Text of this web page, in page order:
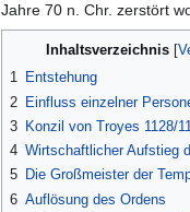
Jahre 70 n. Chr. zerstört
Inhaltsverzeichnis
1 Entstehung
2 Einfluss einzelner
3 Konzil von Troyes 1128/
4 Wirtschaftlicher Aufstieg
5 Die Großmeister der
6 Auflösung des Ordens